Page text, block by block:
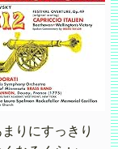
りにすっきり